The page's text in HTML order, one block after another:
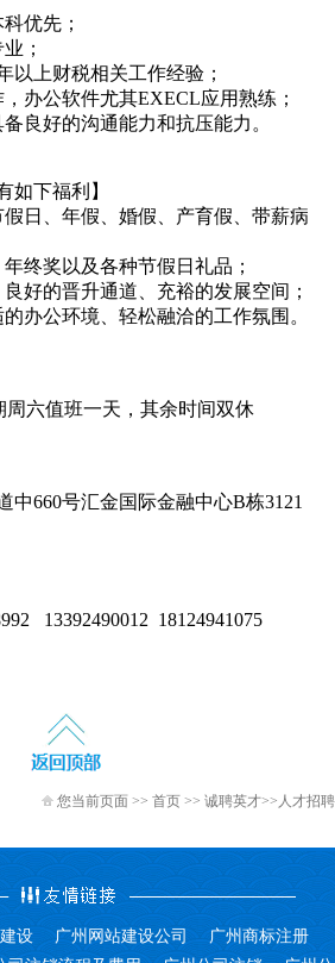
优先；
；
以上财税相关工作经验；
办公软件尤其EXECL应用熟练；
良好的沟通能力和抗压能力。
如下福利】
日、年假、婚假、产育假、带薪病
终奖以及各种节假日礼品；
好的晋升通道、充裕的发展空间；
办公环境、轻松融洽的工作氛围。
周六值班一天，其余时间双休
中660号汇金国际金融中心B栋3121
13392490012 18124941075
您当前页面 >> 首页 >> 诚聘英才>>人才招聘
设 广州网站建设公司
广州商标注册